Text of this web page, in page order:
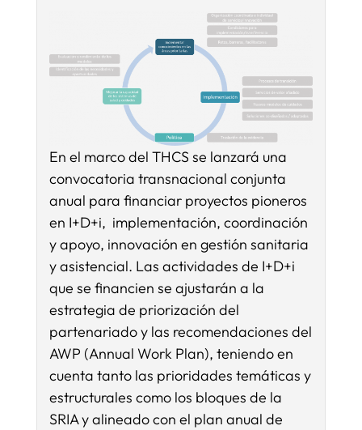
En el marco del THCS se lanzará una
convocatoria transnacional conjunta
anual para financiar proyectos pioneros
en I+D+i, implementación, coordinación
y apoyo, innovación en gestión sanitaria
y asistencial. Las actividades de I+D+i
que se financien se ajustarán a la
estrategia de priorización del
partenariado y las recomendaciones del
AWP (Annual Work Plan), teniendo en
cuenta tanto las prioridades temáticas y
estructurales como los bloques de la
SRIA y alineado con el plan anual de